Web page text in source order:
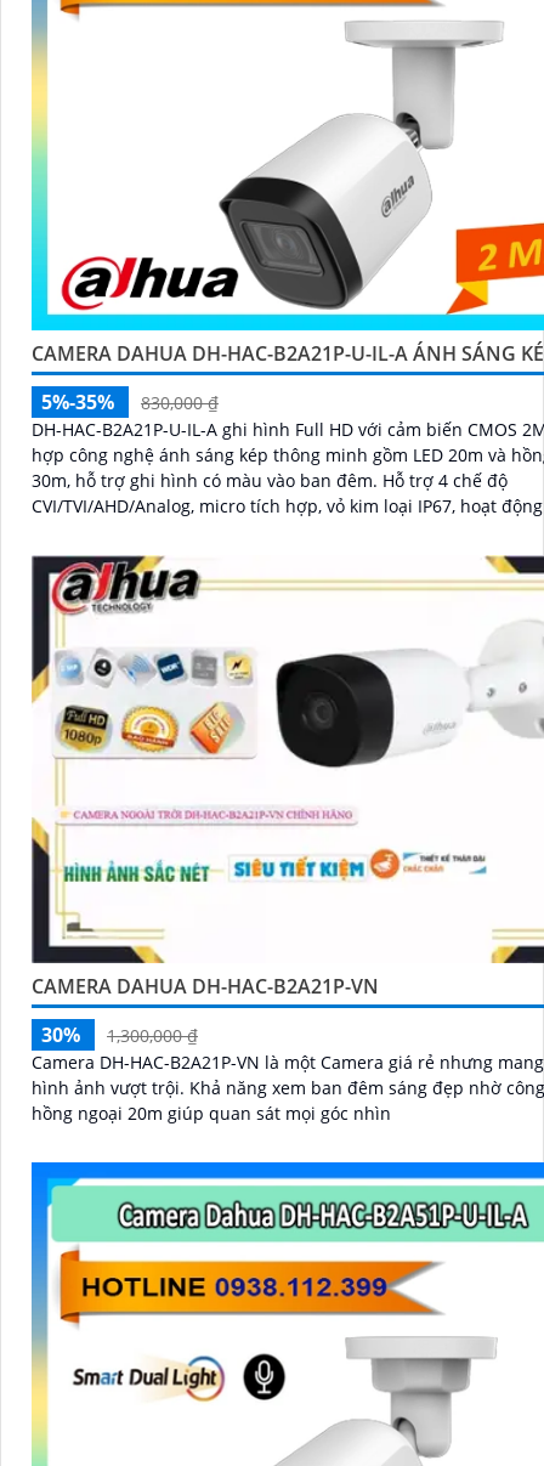
CAMERA DAHUA DH-HAC-B2A21P-U-IL-A ÁNH SÁNG
5%-35%
830,000 ₫
DH-HAC-B2A21P-U-IL-A ghi hình Full HD với cảm biến CMOS
hợp công nghệ ánh sáng kép thông minh gồm LED 20m và
30m, hỗ trợ ghi hình có màu vào ban đêm. Hỗ trợ 4 chế độ
CVI/TVI/AHD/Analog, micro tích hợp, vỏ kim loại IP67, hoạt
CAMERA DAHUA DH-HAC-B2A21P-VN
30%
1,300,000 ₫
Camera DH-HAC-B2A21P-VN là một Camera giá rẻ nhưng
hình ảnh vượt trội. Khả năng xem ban đêm sáng đẹp nhờ công nghệ
hồng ngoại 20m giúp quan sát mọi góc nhìn